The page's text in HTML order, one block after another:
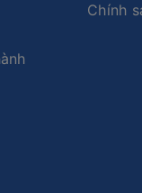
Chính